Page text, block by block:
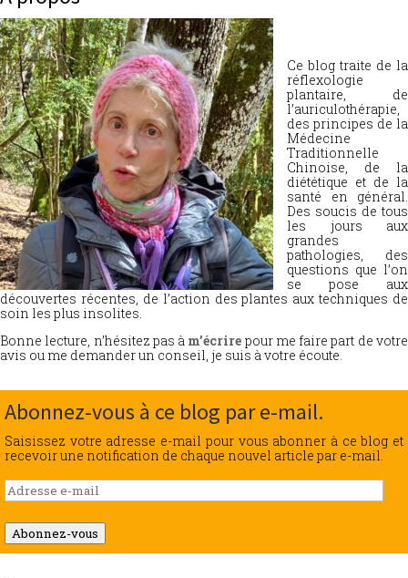
Ce blog traite de la
réflexologie
plantaire, de
l’auriculothérapie,
des principes de la
Médecine
Traditionnelle
Chinoise, de la
diététique et de la
santé en général.
Des soucis de tous
les jours aux
grandes
pathologies, des
questions que l’on
se pose aux
découvertes récentes, de l’action des plantes aux techniques de
soin les plus insolites.
Bonne lecture, n’hésitez pas à m’écrire pour me faire part de votre
avis ou me demander un conseil, je suis à votre écoute.
Abonnez-vous à ce blog par e-mail.
Saisissez votre adresse e-mail pour vous abonner à ce blog et
recevoir une notification de chaque nouvel article par e-mail.
Adresse
e-
mail
Abonnez-vous